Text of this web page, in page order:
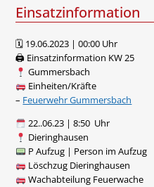
Einsatzinformation
🗓 19.06.2023 | 00:00 Uhr
🖨 Einsatzinformation KW 25
Gummersbach
Einheiten/Kräfte
– Feuerwehr Gummersbach
22..06.23 | 8:50 Uhr
Dieringhausen
P Aufzug | Person im Aufzug
Löschzug Dieringhausen
Wachabteilung Feuerwache